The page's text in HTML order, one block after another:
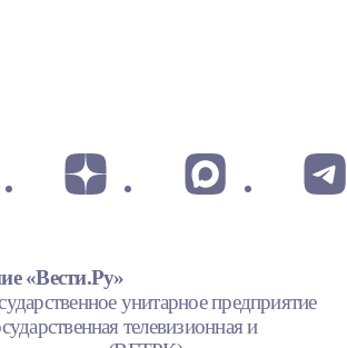
«Вести.Ру»
унитарное предприятие
телевизионная и